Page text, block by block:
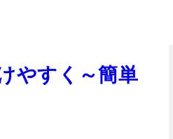
やすく～簡単